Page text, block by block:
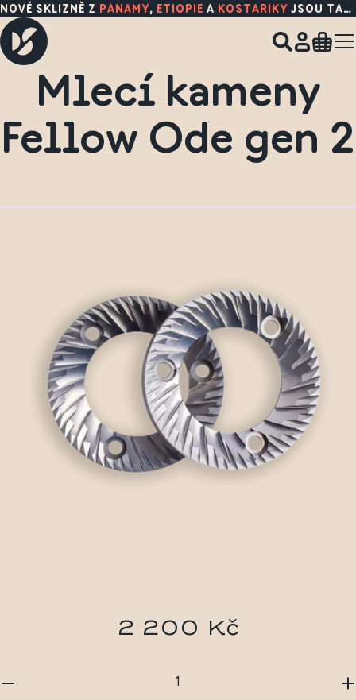
NOVÉ SKLIZNĚ Z PANAMY, ETIOPIE A KOSTARIKY JSOU TADY!
Mlecí kameny
Fellow Ode gen 2
2 200 Kč